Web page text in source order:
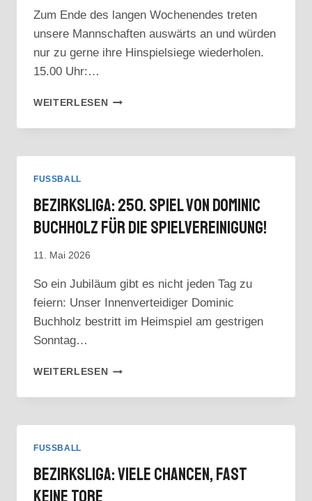
Zum Ende des langen Wochenendes treten
unsere Mannschaften auswärts an und würden
nur zu gerne ihre Hinspielsiege wiederholen.
15.00 Uhr:…
WEITERLESENVORSCHAU:
IN
UND
FUSSBALL
Bezirksliga: 250. Spiel Von Dominic
Buchholz Für Die Spielvereinigung!
11. Mai 2026
So ein Jubiläum gibt es nicht jeden Tag zu
feiern: Unser Innenverteidiger Dominic
Buchholz bestritt im Heimspiel am gestrigen
Sonntag…
WEITERLESENBEZIRKSLIGA:
SPIEL
DOMINIC
DIE
SPIELVEREINIGUNG!
FUSSBALL
Bezirksliga: Viele Chancen, Fast